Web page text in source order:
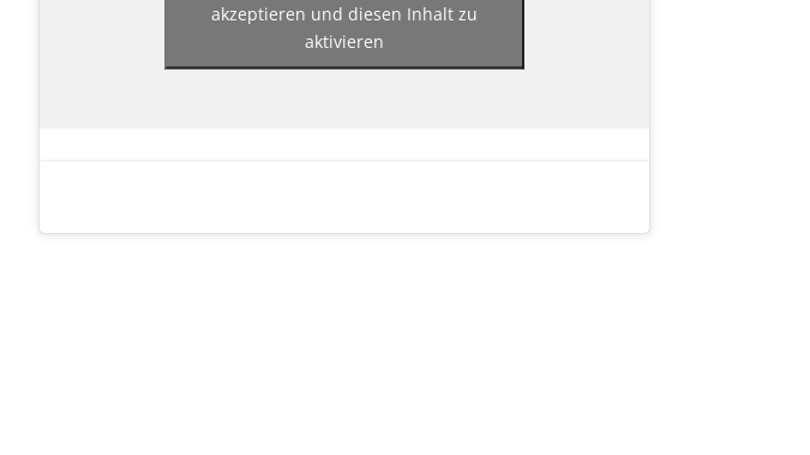
akzeptieren und diesen Inhalt zu
aktivieren